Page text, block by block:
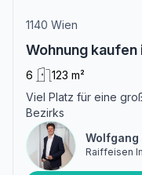
1140 Wien
Wohnung kaufen
6
123 m²
Viel Platz für eine
Bezirks
Wolfgang
Raiffeisen